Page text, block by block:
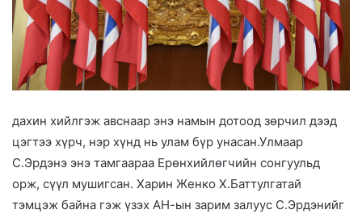
дахин хийлгэж авснаар энэ намын дотоод зөрчил дээд
цэгтээ хүрч, нэр хүнд нь улам бүр унасан.Улмаар
С.Эрдэнэ энэ тамгаараа Ерөнхийлөгчийн сонгуульд
орж, сүүл мушигсан. Харин Женко Х.Баттулгатай
тэмцэж байна гэж үзэх АН-ын зарим залуус С.Эрдэнийг